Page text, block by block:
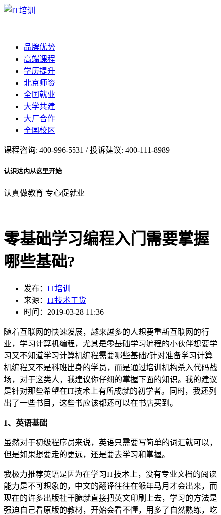
品牌优势
高端课程
学历提升
北京师资
全国就业
大学共建
大厂合作
全国校区
课程咨询: 400-996-5531 / 投诉建议: 400-111-8989
认识达内从这里开始
认真做教育 专心促就业
零基础学习编程入门需要掌握
哪些基础?
发布： IT培训
来源： IT技术干货
时间：2019-03-28 11:36
随着互联网的快速发展，越来越多的人想要重新互联网的行
业，学习计算机编程，尤其是零基础学习编程的小伙伴想要学
习又不知道学习计算机编程需要哪些基础?针对准备学习计算
机编程又不是科班出身的学员，而是通过培训机构杀入代码战
场，对于这类人，我建议你仔细的掌握下面的知识。我的建议
是针对那些希望在IT技术上有所成就的初学者。同时，我还列
出了一些书目，这些书应该都还可以在书店买到。
1、英语基础
虽然对于初级程序员来说，英语只需要写简单的词汇就可以，
但是如果想要走的更远，还是要去学习和掌握。
我极力推荐英语是因为在学习IT技术上，没有专业文档的阅读
能力是不可想象的，中文的翻译往往在猴年马月才会出来，而
现在的许多出版社干脆就直接把英文印刷上去，学习的方法是
强迫自己看原版的教材，开始会看不懂，用多了自然熟练，吃